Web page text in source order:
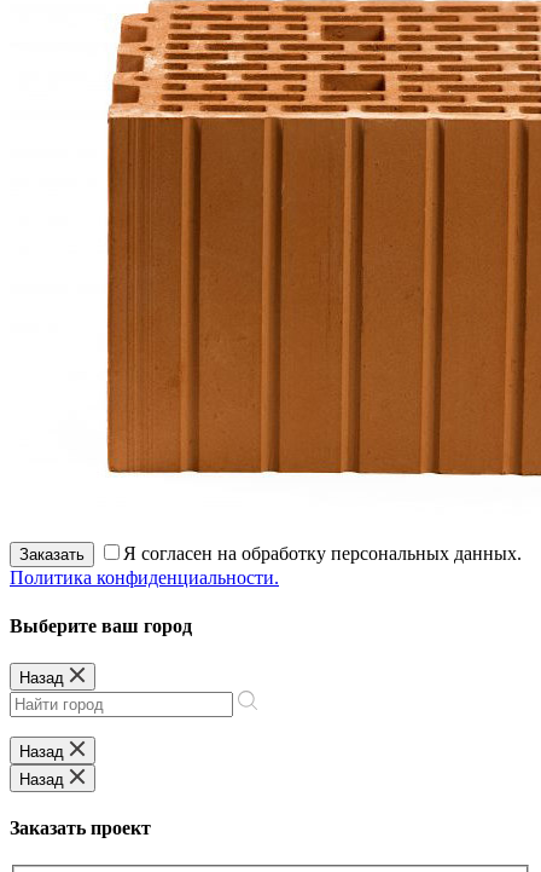
Заказать
Я согласен на обработку персональных данных.
Политика конфиденциальности.
Выберите ваш город
Назад
Назад
Назад
Заказать проект